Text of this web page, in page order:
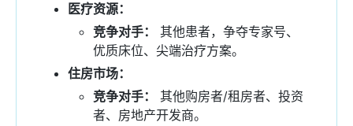
医疗资源：
竞争对手：
其他患者，争夺专家号、
优质床位、尖端治疗方案。
住房市场：
竞争对手：
其他购房者/租房者、投资
者、房地产开发商。